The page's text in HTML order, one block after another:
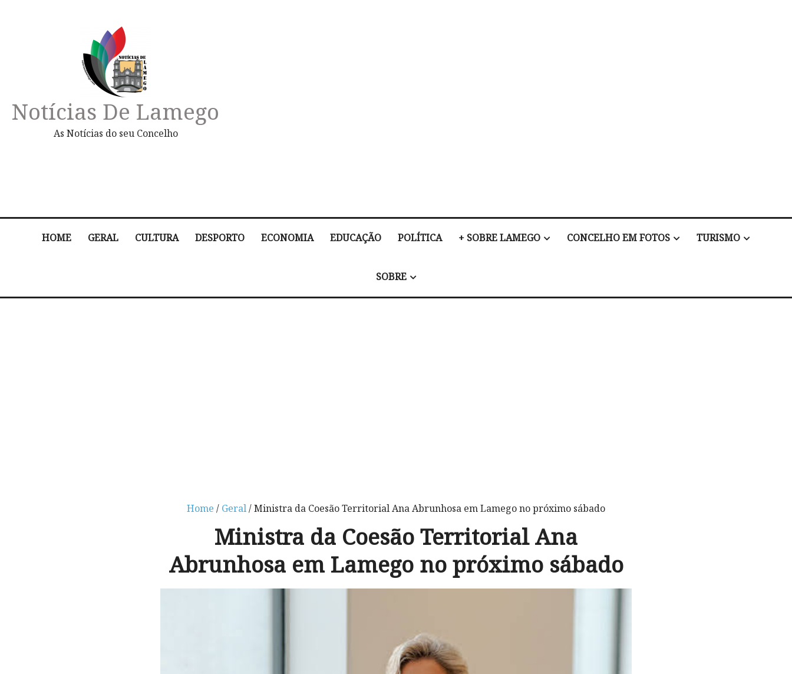
Notícias De Lamego
As Notícias do seu Concelho
HOME GERAL CULTURA DESPORTO ECONOMIA EDUCAÇÃO POLÍTICA + SOBRE LAMEGO CONCELHO EM FOTOS TURISMO
SOBRE
Home / Geral/ Ministra da Coesão Territorial Ana Abrunhosa em Lamego no próximo sábado
Ministra da Coesão Territorial Ana
Abrunhosa em Lamego no próximo sábado